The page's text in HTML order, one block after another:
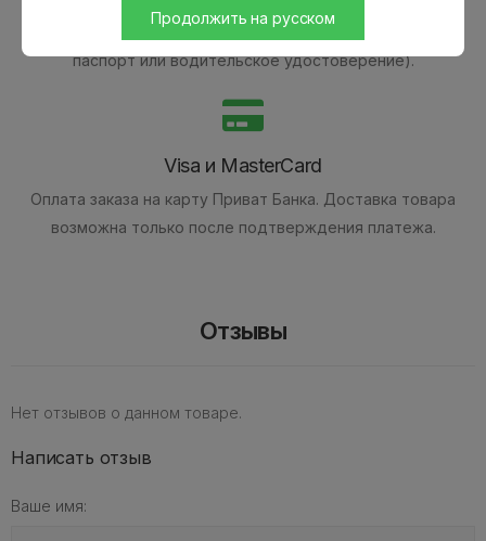
Продолжить на русском
платежом на Новой Почте (при себе необходимо иметь
паспорт или водительское удостоверение).
Visa и MasterCard
Оплата заказа на карту Приват Банка. Доставка товара
возможна только после подтверждения платежа.
Отзывы
Нет отзывов о данном товаре.
Написать отзыв
Ваше имя: